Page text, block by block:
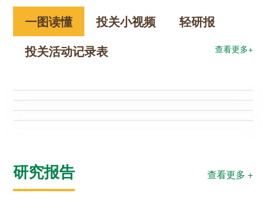
一图读懂 投关小视频
轻研报
投关活动记录表
查看更多+
研究报告 查看更多 +